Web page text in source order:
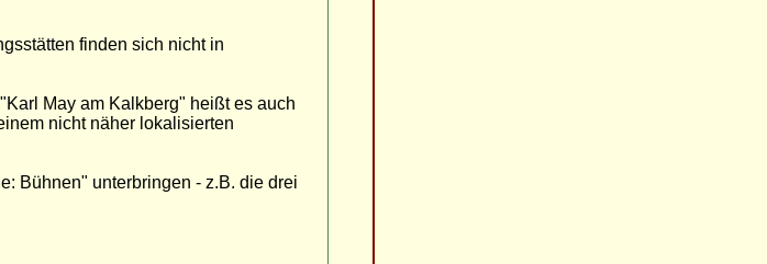
finden sich nicht in
May am Kalkberg" heißt es auch
nicht näher lokalisierten
Bühnen" unterbringen - z.B. die drei